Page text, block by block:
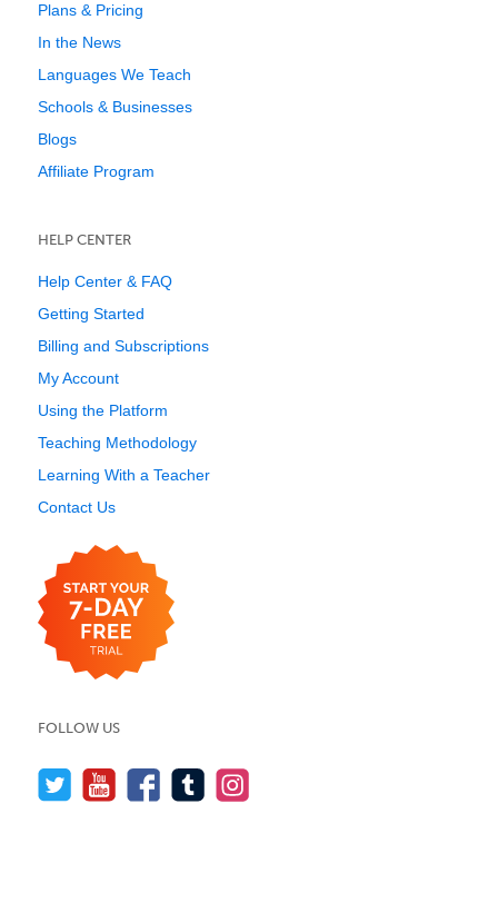
Plans & Pricing
In the News
Languages We Teach
Schools & Businesses
Blogs
Affiliate Program
HELP CENTER
Help Center & FAQ
Getting Started
Billing and Subscriptions
My Account
Using the Platform
Teaching Methodology
Learning With a Teacher
Contact Us
FOLLOW US